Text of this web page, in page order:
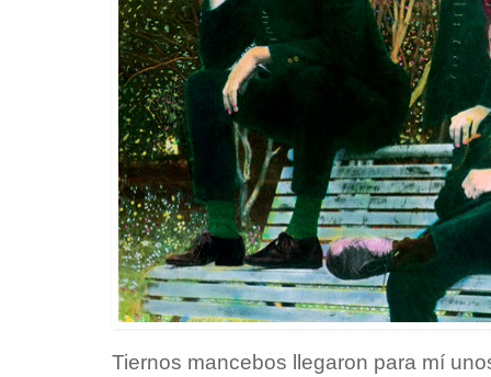
Tiernos mancebos llegaron para mí